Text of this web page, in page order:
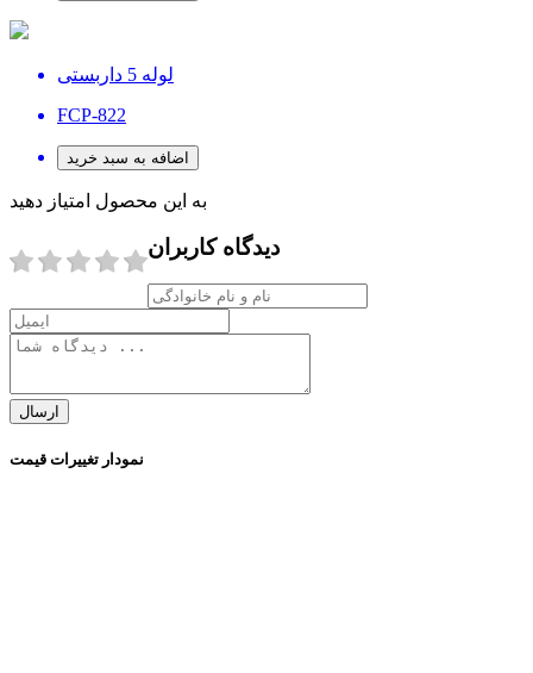
لوله 5 داربستی
FCP-822
اضافه به سبد خرید
به این محصول امتیاز دهید
دیدگاه کاربران
ارسال
نمودار تغییرات قیمت